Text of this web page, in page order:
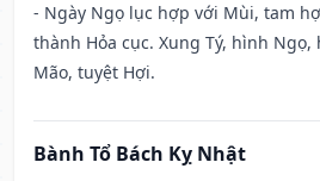
- Ngày Ngọ lục hợp với Mùi, tam
thành Hỏa cục. Xung Tý, hình
Mão, tuyệt Hợi.
Bành Tổ Bách Kỵ Nhật